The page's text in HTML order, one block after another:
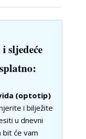
sljedeće
(optotip)
i bilježite
u dnevni
bit će vam